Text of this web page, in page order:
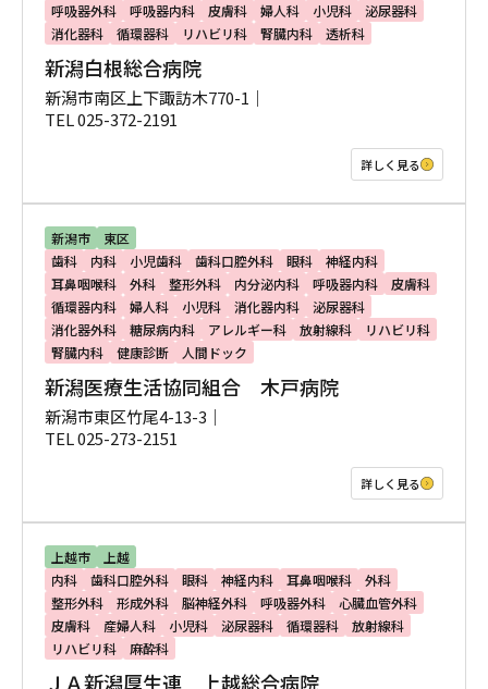
呼吸器外科
呼吸器内科 皮膚科 婦人科 小児科
泌尿器科
消化器科
循環器科 リハビリ科 腎臓内科 透析科
新潟白根総合病院
新潟市南区上下諏訪木770-1｜
TEL 025-372-2191
詳しく見る
新潟市
東区
歯科
内科 小児歯科 歯科口腔外科 眼科
神経内科
耳鼻咽喉科
外科 整形外科 内分泌内科 呼吸器内科
皮膚科
循環器内科
婦人科 小児科 消化器内科
泌尿器科
消化器外科
糖尿病内科 アレルギー科 放射線科
リハビリ科
腎臓内科
健康診断 人間ドック
新潟医療生活協同組合 木戸病院
新潟市東区竹尾4-13-3｜
TEL 025-273-2151
詳しく見る
上越市
上越
内科
歯科口腔外科 眼科 神経内科 耳鼻咽喉科
外科
整形外科
形成外科 脳神経外科 呼吸器外科
心臓血管外科
皮膚科
産婦人科 小児科 泌尿器科 循環器科
放射線科
リハビリ科
麻酔科
ＪＡ新潟厚生連 上越総合病院